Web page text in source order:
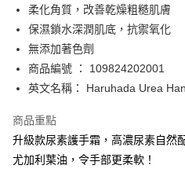
WeChat Pay
BoC Pay
送貨方式
每筆HK$65.00，滿HK$300.00或以
順豐站及營業點 - 確認發貨後1-3個
柔化角質，改善乾燥粗糙肌膚
保濕鎖水深潤肌底，抗禦氧化
無添加著色劑
商品編號 ： 109824202001
英文名稱： Haruhada Urea
商品重點
升級款尿素護手霜，高濃尿素自然
尤加利葉油，令手部更柔軟！